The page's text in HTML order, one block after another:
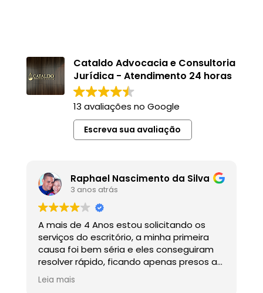
Cataldo Advocacia e Consultoria
Jurídica - Atendimento 24 horas
13 avaliações no Google
Escreva sua avaliação
Raphael Nascimento da Silva
3 anos atrás
A mais de 4 Anos estou solicitando os
serviços do escritório, a minha primeira
causa foi bem séria e eles conseguiram
resolver rápido, ficando apenas presos ao
tempo do próprio judiciário, indico sem
dúvidas o escritório.
Leia mais